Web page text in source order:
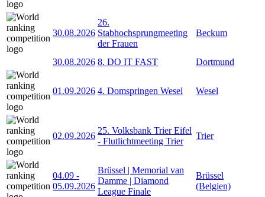
30.08.2026
26.
Stabhochsprungmeeting
der Frauen
Beckum
30.08.2026 8. DO IT FAST Dortmund
01.09.2026 4. Domspringen Wesel Wesel
02.09.2026
25. Volksbank Trier Eifel
- Flutlichtmeeting Trier
Trier
04.09 -
05.09.2026
Brüssel | Memorial van
Damme | Diamond
League Finale
Brüssel
(Belgien)